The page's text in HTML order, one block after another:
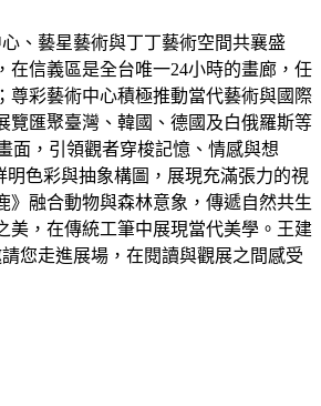
、藝星藝術與丁丁藝術空間共襄盛
信義區是全台唯一24小時的畫廊，任
尊彩藝術中心積極推動當代藝術與國際
覽匯聚臺灣、韓國、德國及白俄羅斯等
面，引領觀者穿梭記憶、情感與想
明色彩與抽象構圖，展現充滿張力的視
》融合動物與森林意象，傳遞自然共生
美，在傳統工筆中展現當代美學。王建
您走進展場，在閱讀與觀展之間感受